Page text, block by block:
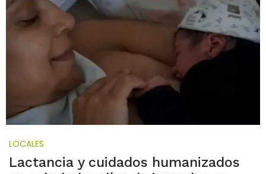
LOCALES
Lactancia y cuidados humanizados